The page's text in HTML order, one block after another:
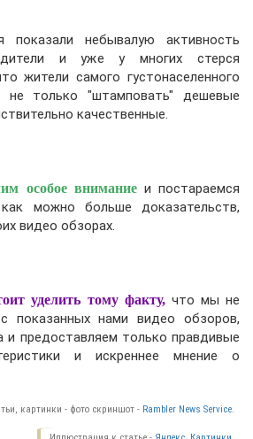
показали небывалую активность
и уже у многих стерся
жители самого густонаселенного
не только "штамповать" дешевые
качественные.
особое вниманиеи постараемся
можно больше доказательств,
видео обзорах.
уделить тому факту,что мы не
показанных нами видео обзоров,
и предоставляем только правдивые
и искреннее мнение о
картинки - фото скриншот - Rambler News Service.